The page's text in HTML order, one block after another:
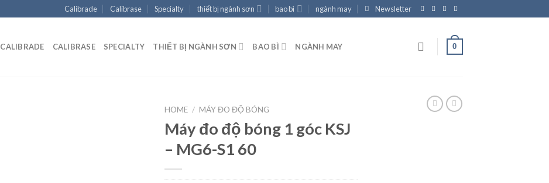
Calibrade Calibrase Specialty thiết bị ngành sơn bao bì ngành may Newsletter
CALIBRADE CALIBRASE SPECIALTY THIẾT BỊ NGÀNH SƠN BAO BÌ NGÀNH MAY 0
HOME / MÁY ĐO ĐỘ BÓNG
Máy đo độ bóng 1 góc KSJ
– MG6-S1 60